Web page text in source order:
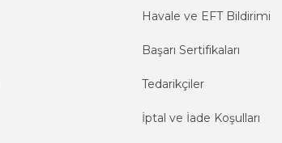
Havale ve EFT Bildirimi
Başarı Sertifikaları
Tedarikçiler
İptal ve İade Koşulları